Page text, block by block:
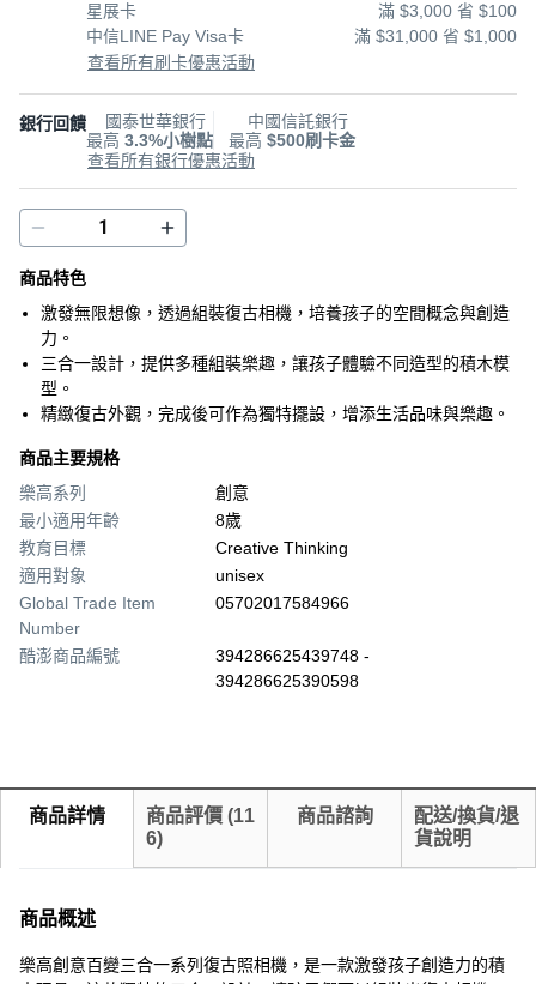
星展卡
滿 $3,000 省 $100
中信LINE Pay Visa卡
滿 $31,000 省 $1,000
查看所有刷卡優惠活動
銀行回饋
國泰世華銀行
最高 3.3%小樹點
中國信託銀行
最高 $500刷卡金
查看所有銀行優惠活動
商品特色
激發無限想像，透過組裝復古相機，培養孩子的空間概念與創造
力。
三合一設計，提供多種組裝樂趣，讓孩子體驗不同造型的積木模
型。
精緻復古外觀，完成後可作為獨特擺設，增添生活品味與樂趣。
商品主要規格
樂高系列
創意
最小適用年齡
8歲
教育目標
Creative Thinking
適用對象
unisex
Global Trade Item
Number
05702017584966
酷澎商品編號
394286625439748 -
394286625390598
商品詳情 商品評價 (11
6)
商品諮詢
配送/換貨/退
貨說明
商品概述
樂高創意百變三合一系列復古照相機，是一款激發孩子創造力的積